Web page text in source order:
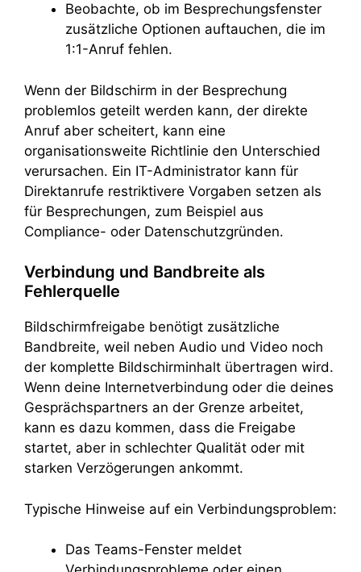
Beobachte, ob im Besprechungsfenster
zusätzliche Optionen auftauchen, die im
1:1-Anruf fehlen.
Wenn der Bildschirm in der Besprechung
problemlos geteilt werden kann, der direkte
Anruf aber scheitert, kann eine
organisationsweite Richtlinie den Unterschied
verursachen. Ein IT-Administrator kann für
Direktanrufe restriktivere Vorgaben setzen als
für Besprechungen, zum Beispiel aus
Compliance- oder Datenschutzgründen.
Verbindung und Bandbreite als
Fehlerquelle
Bildschirmfreigabe benötigt zusätzliche
Bandbreite, weil neben Audio und Video noch
der komplette Bildschirminhalt übertragen wird.
Wenn deine Internetverbindung oder die deines
Gesprächspartners an der Grenze arbeitet,
kann es dazu kommen, dass die Freigabe
startet, aber in schlechter Qualität oder mit
starken Verzögerungen ankommt.
Typische Hinweise auf ein Verbindungsproblem:
Das Teams-Fenster meldet